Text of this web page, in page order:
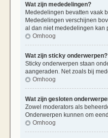
Wat zijn mededelingen?
Mededelingen bevatten vaak
Mededelingen verschijnen
al dan niet mededelingen kan
Omhoog
Wat zijn sticky onderwerpen?
Sticky onderwerpen staan
aangeraden. Net zoals bij
Omhoog
Wat zijn gesloten
Zowel moderators als
Onderwerpen kunnen om
Omhoog